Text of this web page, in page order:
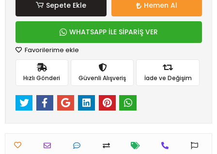
Sepete Ekle Hemen Al
WHATSAPP İLE SİPARİŞ VER
Favorilerime ekle
Hızlı Gönderi Güvenli Alışveriş İade ve Değişim